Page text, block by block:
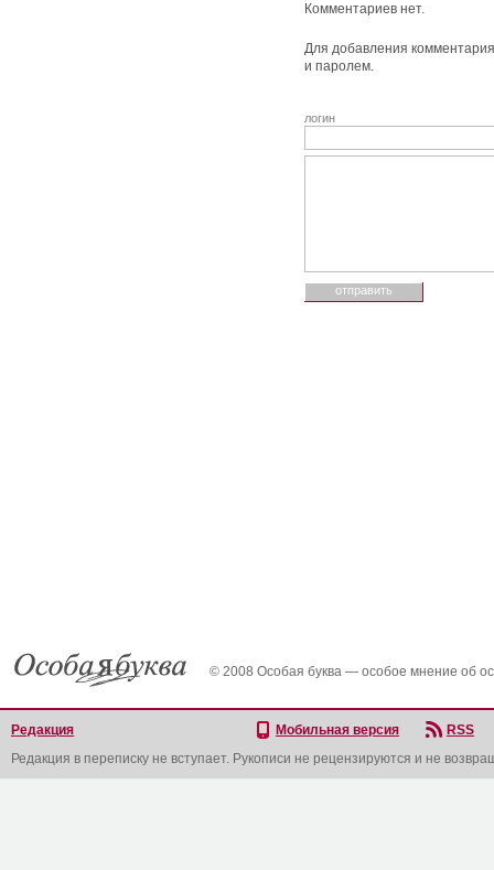
Комментариев нет.
Для добавления
и паролем.
логин
© 2008 Особая буква — особое мнение об
Редакция Мобильная версия
RSS
Редакция в переписку не вступает. Рукописи не рецензируются и не